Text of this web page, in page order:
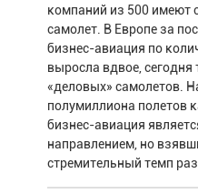
компаний из 500 имеют
самолет. В Европе за
бизнес-авиация по
выросла вдвое, сегодня
«деловых» самолетов.
полумиллиона полетов
бизнес-авиация
направлением, но
стремительный темп